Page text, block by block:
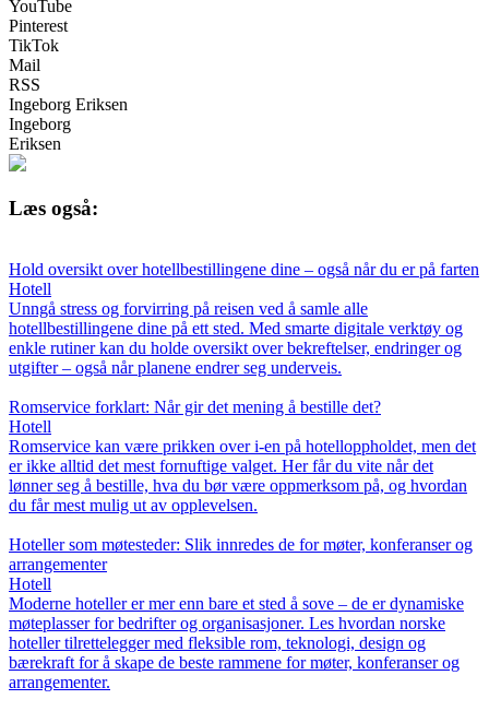
YouTube
Pinterest
TikTok
Mail
RSS
Ingeborg Eriksen
Ingeborg
Eriksen
Læs også:
Hold oversikt over hotellbestillingene dine – også når du er på farten
Hotell
Unngå stress og forvirring på reisen ved å samle alle
hotellbestillingene dine på ett sted. Med smarte digitale verktøy og
enkle rutiner kan du holde oversikt over bekreftelser, endringer og
utgifter – også når planene endrer seg underveis.
Romservice forklart: Når gir det mening å bestille det?
Hotell
Romservice kan være prikken over i-en på hotelloppholdet, men det
er ikke alltid det mest fornuftige valget. Her får du vite når det
lønner seg å bestille, hva du bør være oppmerksom på, og hvordan
du får mest mulig ut av opplevelsen.
Hoteller som møtesteder: Slik innredes de for møter, konferanser og
arrangementer
Hotell
Moderne hoteller er mer enn bare et sted å sove – de er dynamiske
møteplasser for bedrifter og organisasjoner. Les hvordan norske
hoteller tilrettelegger med fleksible rom, teknologi, design og
bærekraft for å skape de beste rammene for møter, konferanser og
arrangementer.